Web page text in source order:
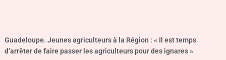
Guadeloupe. Jeunes agriculteurs à la Région : « Il est temps
d’arrêter de faire passer les agriculteurs pour des ignares »